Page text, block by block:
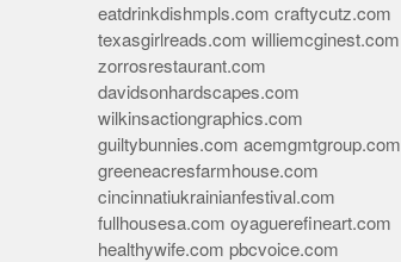
eatdrinkdishmpls.com craftycutz.com
texasgirlreads.com williemcginest.com
zorrosrestaurant.com
davidsonhardscapes.com
wilkinsactiongraphics.com
guiltybunnies.com acemgmtgroup.com
greeneacresfarmhouse.com
cincinnatiukrainianfestival.com
fullhousesa.com oyaguerefineart.com
healthywife.com pbcvoice.com